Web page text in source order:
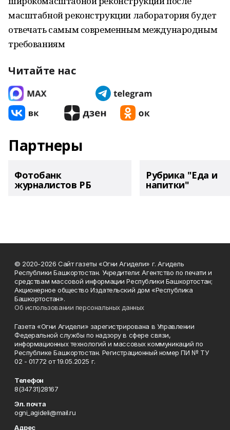
масштабной реконструкции лаборатория будет
отвечать самым современным международным
требованиям
Читайте нас
Партнеры
Фотобанк
журналистов РБ
Рубрика "Еда и
напитки"
© 2020-2026 Сайт газеты «Огни Агидели» г. Агидель
Республики Башкортостан. Учредители: Агентство по печати и
средствам массовой информации Республики Башкортостан;
Акционерное общество Издательский дом «Республика
Башкортостан».
Об использовании персональных данных
Газета «Огни Агидели» зарегистрирована в Управлении
Федеральной службы по надзору в сфере связи,
информационных технологий и массовых коммуникаций по
Республике Башкортостан. Регистрационный номер ПИ № ТУ
02 - 01772 от 19.05.2025 г.
Телефон
8(34731)28167
Эл. почта
ogni_agideli@mail.ru
Адрес